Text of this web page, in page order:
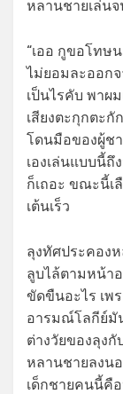
หลานชายเล่นจ
“เออ กูขอโทษ
ไม่ยอมละออก
เป็นไรคับ พาผ
เสียงตะกุกตะกั
โดนมือของผู้ช
เองเล่นแบบนี้
ก็เถอะ ขณะนี้เ
เต้นเร็ว
ลุงทัศประคอง
ลูบไล้ตามหน้า
ขัดขืนอะไร เพ
อารมณ์โลกีย์มั
ต่างวัยของลุง
หลานชายลงน
เด็กชายคนนี้คื